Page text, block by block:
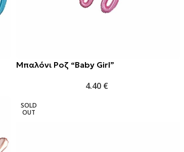
Μπαλόνι Ροζ “Baby Girl”
4.40 €
SOLD
OUT